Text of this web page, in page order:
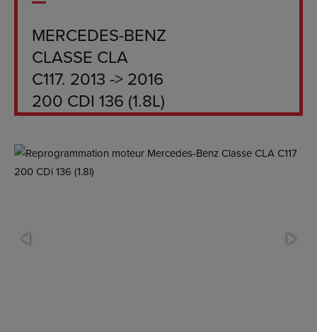
MERCEDES-BENZ
CLASSE CLA
C117. 2013 -> 2016
200 CDI 136 (1.8L)